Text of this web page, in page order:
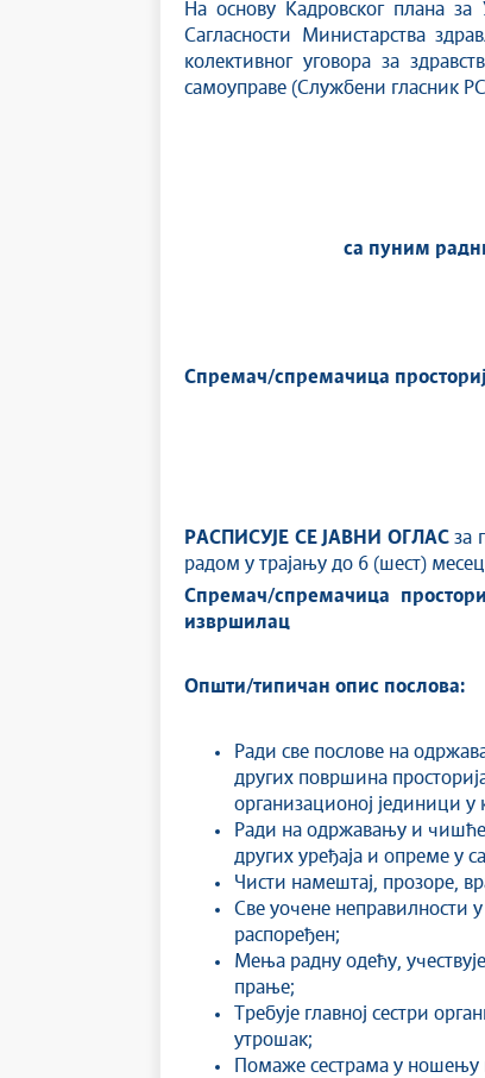
На основу Кадровског плана
Сагласности Министарства
колективног уговора за
самоуправе (Службени гласник
са пуним
Спремач/спремачица
РАСПИСУЈЕ СЕ ЈАВНИ ОГЛАСза
радом у трајању до 6 (шест)
Спремач/спремачица
извршилац
Општи/типичан опис послова:
Ради све послове на
других површина
организационој јединици у
Ради на одржавању и
других уређаја и опреме у
Чисти намештај, прозоре,
Све уочене неправилности у
распоређен;
Мења радну одећу,
прање;
Требује главној сестри
утрошак;
Помаже сестрама у ношењу